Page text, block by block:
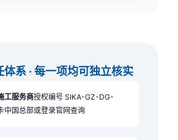
体系 · 每一项均可独立核实
工服务商授权编号 SIKA-GZ-DG-
中国总部或登录官网查询